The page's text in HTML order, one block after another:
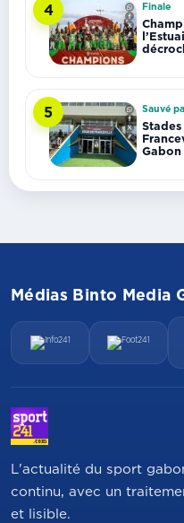
4 Finale
5 Sauvé
Gabon
Médias Binto Media
L'actualité du sport
continu, avec un
et lisible.